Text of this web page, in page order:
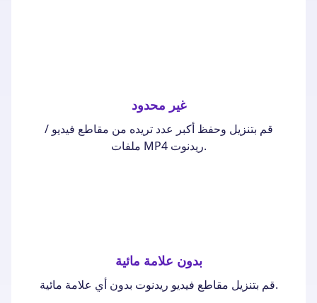
غير محدود
قم بتنزيل وحفظ أكبر عدد تريده من مقاطع فيديو /
ملفات MP4 ريدنوت.
بدون علامة مائية
قم بتنزيل مقاطع فيديو ريدنوت بدون أي علامة مائية.